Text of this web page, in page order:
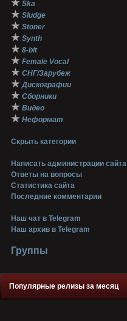
★ Ska
★ Sludge
★ Stoner
★ Synth
★ 8-bit
★ Female Vocal
★ СНГ/Зарубеж
★ Дискографии
★ Сборники
★ Видео
★ Неформат
Скрыть категории
Написать администрации сайта
Ответы на вопросы
Статистика сайта
Последние комментарии
Наш чат в Telegram
Наш архив в Telegram
Группы
Популярные релизы за месяц